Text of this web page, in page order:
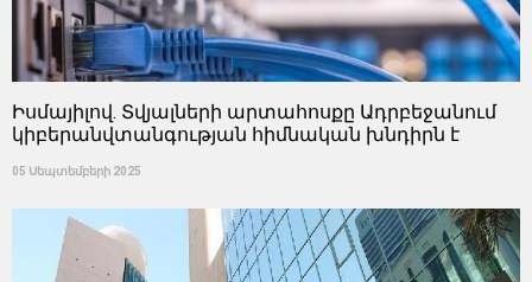
Իսմայիլով. Տվյալների արտահոսքը Ադրբեջանում
կիբերանվտանգության հիմնական խնդիրն է
05 Սեպտեմբերի 2025